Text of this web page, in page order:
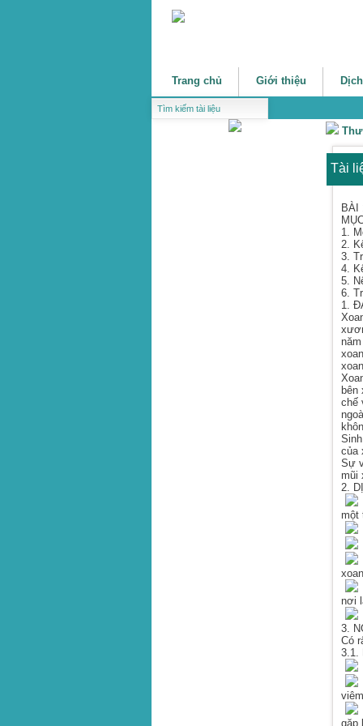
Trang chủ Giới thiệu
Tài
BÀI
1.
2.
3.
4.
5.
6.
1.
bên
chế
của
Sự
mũi
2.
một
nơi
3.
Có
3.1.
gặp